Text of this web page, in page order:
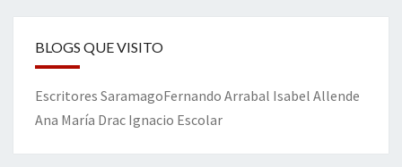
BLOGS QUE VISITO
Escritores SaramagoFernando Arrabal Isabel Allende
Ana María Drac Ignacio Escolar